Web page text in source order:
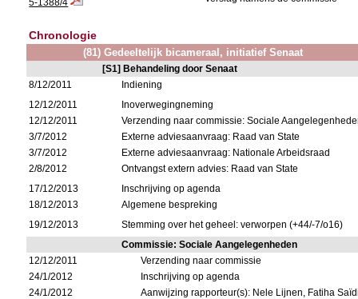
5-1388/4
Chronologie
(81) Gedeeltelijk bicameraal, initiatief Senaat
[S1] Behandeling door Senaat
8/12/2011
Indiening
12/12/2011
Inoverwegingneming
12/12/2011
Verzending naar commissie: Sociale
3/7/2012
Externe adviesaanvraag: Raad van State
3/7/2012
Externe adviesaanvraag: Nationale Arbeidsraad
2/8/2012
Ontvangst extern advies: Raad van State
17/12/2013
Inschrijving op agenda
18/12/2013
Algemene bespreking
19/12/2013
Stemming over het geheel: verworpen (+44/-7/o16)
Commissie: Sociale Aangelegenheden
12/12/2011
Verzending naar commissie
24/1/2012
Inschrijving op agenda
24/1/2012
Aanwijzing rapporteur(s): Nele Lijnen, Fatiha